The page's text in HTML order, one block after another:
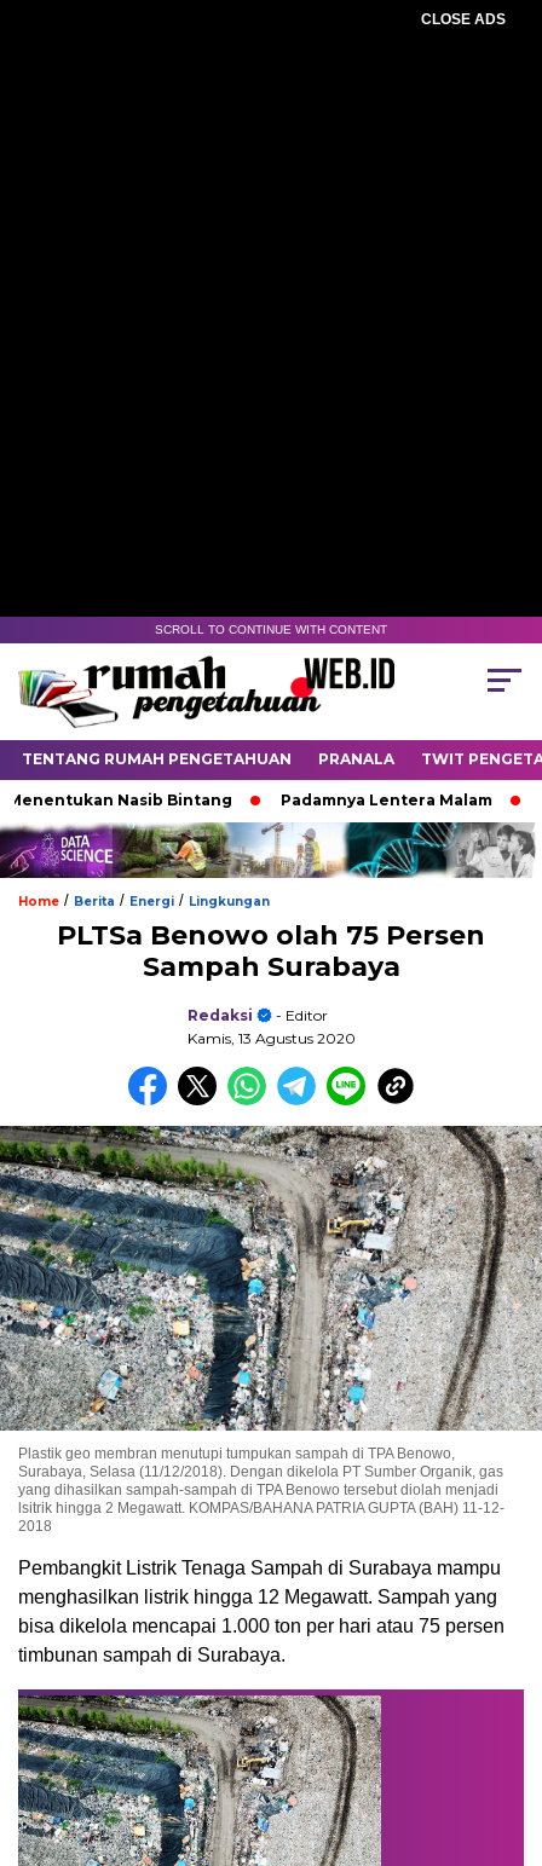
CLOSE ADS
SCROLL TO CONTINUE WITH CONTENT
TENTANG RUMAH PENGETAHUAN PRANALA TWIT
Nasib Bintang Padamnya Lentera Malam Titik
Home / Berita / Energi / Lingkungan
PLTSa Benowo olah 75 Persen
Sampah Surabaya
Redaksi
- Editor
Kamis, 13 Agustus 2020
Plastik geo membran menutupi tumpukan sampah di TPA Benowo,
Surabaya, Selasa (11/12/2018). Dengan dikelola PT Sumber Organik, gas
yang dihasilkan sampah-sampah di TPA Benowo tersebut diolah menjadi
lsitrik hingga 2 Megawatt. KOMPAS/BAHANA PATRIA GUPTA (BAH) 11-12-
2018
Pembangkit Listrik Tenaga Sampah di Surabaya mampu
menghasilkan listrik hingga 12 Megawatt. Sampah yang
bisa dikelola mencapai 1.000 ton per hari atau 75 persen
timbunan sampah di Surabaya.